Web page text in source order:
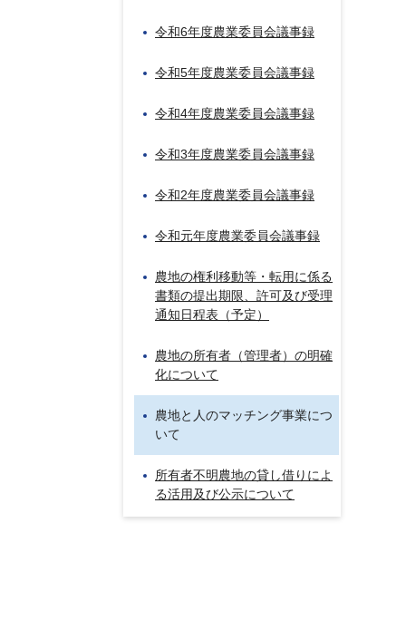
令和6年度農業委員会議事録
令和5年度農業委員会議事録
令和4年度農業委員会議事録
令和3年度農業委員会議事録
令和2年度農業委員会議事録
令和元年度農業委員会議事録
農地の権利移動等・転用に係る
書類の提出期限、許可及び受理
通知日程表（予定）
農地の所有者（管理者）の明確
化について
農地と人のマッチング事業につ
いて
所有者不明農地の貸し借りによ
る活用及び公示について